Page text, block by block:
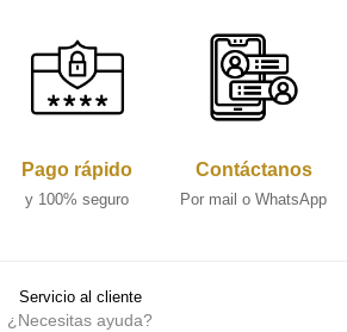
Pago rápido
y 100% seguro
Contáctanos
Por mail o WhatsApp
Servicio al cliente
¿Necesitas ayuda?